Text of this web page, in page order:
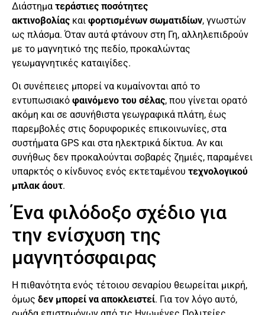
Διάστημα τεράστιες ποσότητες
ακτινοβολίας και φορτισμένων σωματιδίων, γνωστών
ως πλάσμα. Όταν αυτά φτάνουν στη Γη, αλληλεπιδρούν
με το μαγνητικό της πεδίο, προκαλώντας
γεωμαγνητικές καταιγίδες.
Οι συνέπειες μπορεί να κυμαίνονται από το
εντυπωσιακό φαινόμενο του σέλας, που γίνεται ορατό
ακόμη και σε ασυνήθιστα γεωγραφικά πλάτη, έως
παρεμβολές στις δορυφορικές επικοινωνίες, στα
συστήματα GPS και στα ηλεκτρικά δίκτυα. Αν και
συνήθως δεν προκαλούνται σοβαρές ζημιές, παραμένει
υπαρκτός ο κίνδυνος ενός εκτεταμένου τεχνολογικού
μπλακ άουτ.
Ένα φιλόδοξο σχέδιο για
την ενίσχυση της
μαγνητόσφαιρας
Η πιθανότητα ενός τέτοιου σεναρίου θεωρείται μικρή,
όμως δεν μπορεί να αποκλειστεί. Για τον λόγο αυτό,